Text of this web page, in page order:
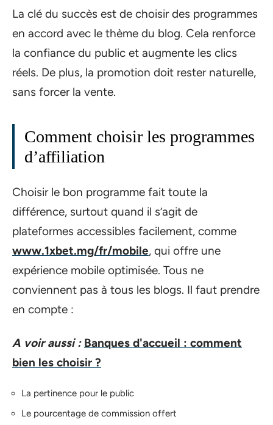
La clé du succès est de choisir des programmes
en accord avec le thème du blog. Cela renforce
la confiance du public et augmente les clics
réels. De plus, la promotion doit rester naturelle,
sans forcer la vente.
Comment choisir les programmes
d’affiliation
Choisir le bon programme fait toute la
différence, surtout quand il s’agit de
plateformes accessibles facilement, comme
www.1xbet.mg/fr/mobile, qui offre une
expérience mobile optimisée. Tous ne
conviennent pas à tous les blogs. Il faut prendre
en compte :
A voir aussi : Banques d'accueil : comment
bien les choisir ?
La pertinence pour le public
Le pourcentage de commission offert